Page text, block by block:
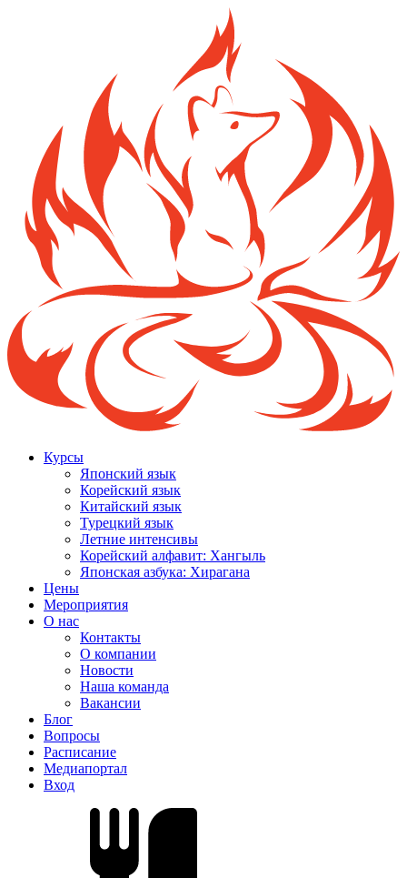
Курсы
Японский язык
Корейский язык
Китайский язык
Турецкий язык
Летние интенсивы
Корейский алфавит: Хангыль
Японская азбука: Хирагана
Цены
Мероприятия
О нас
Контакты
О компании
Новости
Наша команда
Вакансии
Блог
Вопросы
Расписание
Медиапортал
Вход